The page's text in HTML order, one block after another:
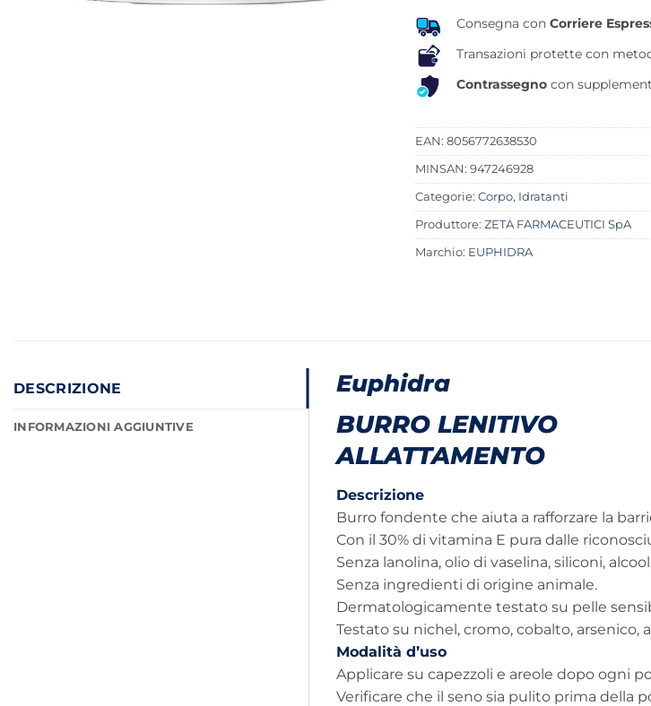
Consegna con Corriere
Transazioni protette con
Contrassegno con
EAN: 8056772638530
MINSAN: 947246928
Categorie: Corpo, Idratanti
Produttore: ZETA FARMACEUTICI SpA
Marchio: EUPHIDRA
DESCRIZIONE
INFORMAZIONI AGGIUNTIVE
Euphidra
BURRO LENITIVO
ALLATTAMENTO
Descrizione
Burro fondente che aiuta a rafforzare la
Con il 30% di vitamina E pura dalle
Senza lanolina, olio di vaselina, siliconi,
Senza ingredienti di origine animale.
Dermatologicamente testato su pelle
Testato su nichel, cromo, cobalto,
Modalità d’uso
Applicare su capezzoli e areole dopo ogni
Verificare che il seno sia pulito prima della